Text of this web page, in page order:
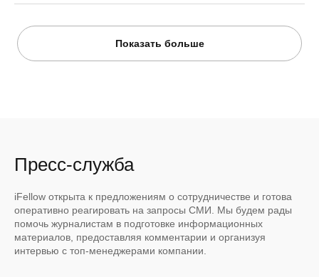
Показать больше
Пресс-служба
iFellow открыта к предложениям о сотрудничестве и готова
оперативно реагировать на запросы СМИ. Мы будем рады
помочь журналистам в подготовке информационных
материалов, предоставляя комментарии и организуя
интервью с топ-менеджерами компании.